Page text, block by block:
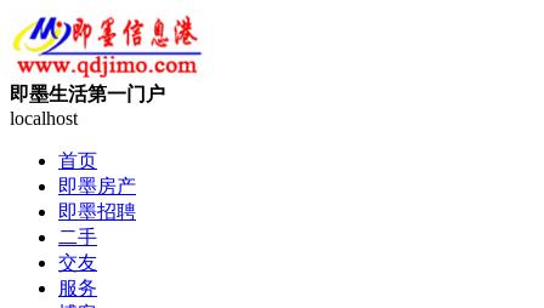
即墨生活第一门户
localhost
首页
即墨房产
即墨招聘
二手
交友
服务